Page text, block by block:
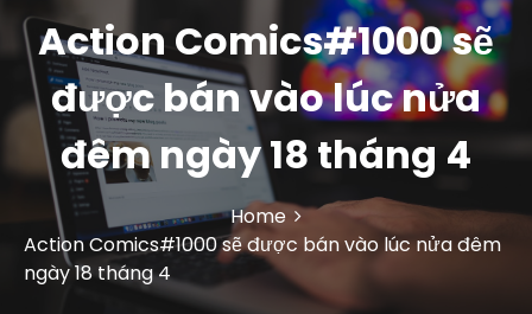
u
I
c
o
n
Action Comics#1000 sẽ
được bán vào lúc nửa
đêm ngày 18 tháng 4
Home
Action Comics#1000 sẽ được bán vào lúc nửa đêm
ngày 18 tháng 4